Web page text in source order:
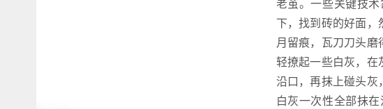
下，找到砖的好面
月留痕，瓦刀刀头
轻撩起一些白灰，
沿口，再抹上碰头
白灰一次性全部抹